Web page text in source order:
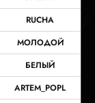
RUCHA
МОЛОДОЙ
БЕЛЫЙ
ARTEM_POPL